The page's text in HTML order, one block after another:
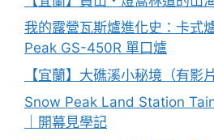
我的露營瓦斯爐進化史：卡式
Peak GS-450R 單口爐
【宜蘭】大礁溪小秘境（有影片
Snow Peak Land Station
｜開幕見學記